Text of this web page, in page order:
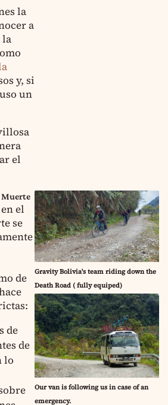
la
a
la
y, si
un
el
Gravity Bolivia's team riding down the
Death Road ( fully equiped)
Our van is following us in case of an
emergency.
Muerte
el
se
de
de
de
lo